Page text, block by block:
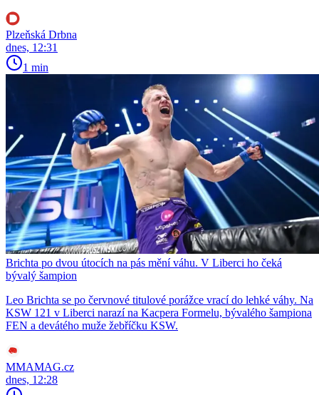
Plzeňská Drbna
dnes, 12:31
1 min
Brichta po dvou útocích na pás mění váhu. V Liberci ho čeká
bývalý šampion
Leo Brichta se po červnové titulové porážce vrací do lehké váhy. Na
KSW 121 v Liberci narazí na Kacpera Formelu, bývalého šampiona
FEN a devátého muže žebříčku KSW.
MMAMAG.cz
dnes, 12:28